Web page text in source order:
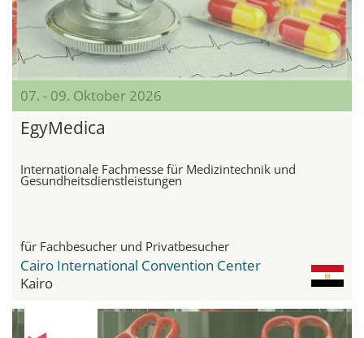
07. - 09. Oktober 2026
EgyMedica
Internationale Fachmesse für Medizintechnik und
Gesundheitsdienstleistungen
für Fachbesucher und Privatbesucher
Cairo International Convention Center
Kairo